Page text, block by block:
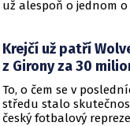
už alespoň o jednom
remíza West Hamu s
poslední a nic se na
nepřivítalo příliš
Wolverhampton
reprezentace Ladislav
Krejčí už patří
z Girony za 30
To, o čem se v
středu stalo
český fotbalový